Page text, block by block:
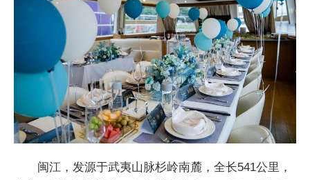
闽江，发源于武夷山脉杉岭南麓，全长541公里，